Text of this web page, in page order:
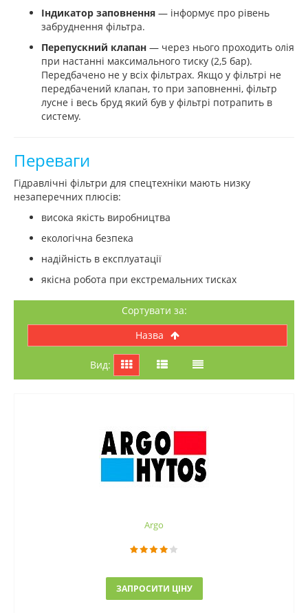
Індикатор заповнення — інформує про рівень
забруднення фільтра.
Перепускний клапан — через нього проходить олія
при настанні максимального тиску (2,5 бар).
Передбачено не у всіх фільтрах. Якщо у фільтрі не
передбачений клапан, то при заповненні, фільтр
лусне і весь бруд який був у фільтрі потрапить в
систему.
Переваги
Гідравлічні фільтри для спецтехніки мають низку
незаперечних плюсів:
висока якість виробництва
екологічна безпека
надійність в експлуатації
якісна робота при екстремальних тисках
Сортувати за:
назва
Вид:
Argo
ЗАПРОСИТИ ЦІНУ